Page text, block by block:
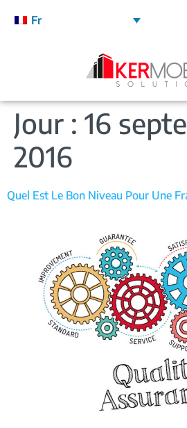
Fr
Jour : 16
2016
Quel Est Le Bon Niveau Pour Une